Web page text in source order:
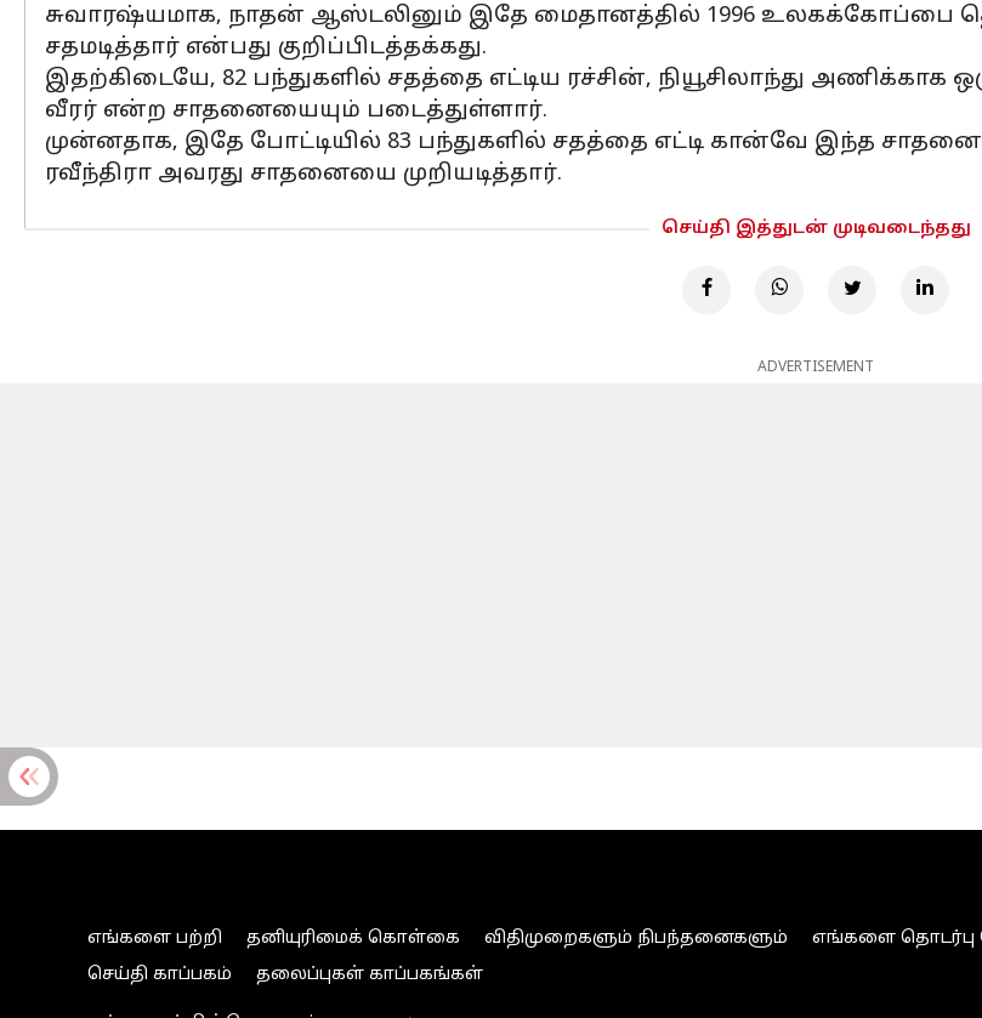
சுவாரஷ்யமாக, நாதன் ஆஸ்டலினும் இதே மைதானத்தில் 1996 உலகக்கோப்பை
சதமடித்தார் என்பது குறிப்பிடத்தக்கது.
இதற்கிடையே, 82 பந்துகளில் சதத்தை எட்டிய ரச்சின், நியூசிலாந்து
வீரர் என்ற சாதனையையும் படைத்துள்ளார்.
முன்னதாக, இதே போட்டியில் 83 பந்துகளில் சதத்தை எட்டி கான்வே இந்த
ரவீந்திரா அவரது சாதனையை முறியடித்தார்.
செய்தி இத்துடன் முடிவடைந்தது
ADVERTISEMENT
எங்களை பற்றி தனியுரிமைக் கொள்கை விதிமுறைகளும் நிபந்தனைகளும் எங்களை
செய்தி காப்பகம்
தலைப்புகள் காப்பகங்கள்